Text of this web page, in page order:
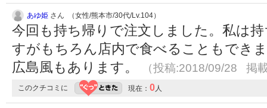
あゆ姫 さん （女性/熊本市/30代/Lv.104）
今回も持ち帰りで注文しました。私は
すがもちろん店内で食べることもでき
広島風もあります。
（投稿:2018/09/28 掲
このクチコミに 現在： 0人